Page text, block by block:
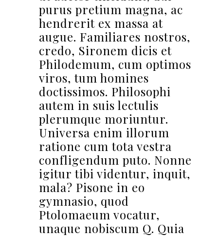
purus pretium magna, ac
hendrerit ex massa at
augue. Familiares nostros,
credo, Sironem dicis et
Philodemum, cum optimos
viros, tum homines
doctissimos. Philosophi
autem in suis lectulis
plerumque moriuntur.
Universa enim illorum
ratione cum tota vestra
confligendum puto. Nonne
igitur tibi videntur, inquit,
mala? Pisone in eo
gymnasio, quod
Ptolomaeum vocatur,
unaque nobiscum Q. Quia